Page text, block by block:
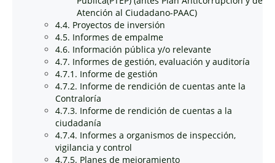
Atención al Ciudadano-PAAC)
4.4. Proyectos de inversión
4.5. Informes de empalme
4.6. Información pública y/o relevante
4.7. Informes de gestión, evaluación y auditoría
4.7.1. Informe de gestión
4.7.2. Informe de rendición de cuentas ante la
Contraloría
4.7.3. Informe de rendición de cuentas a la
ciudadanía
4.7.4. Informes a organismos de inspección,
vigilancia y control
4.7.5. Planes de mejoramiento